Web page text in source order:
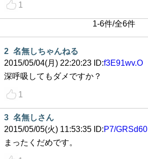
1
1-6件/全6件
2 名無しちゃんねる
2015/05/04(月) 22:20:23 ID:f3E91wv.O
深呼吸してもダメですか？
1
3 名無しさん
2015/05/05(火) 11:53:35 ID:P7/GRSd60
まったくだめです。